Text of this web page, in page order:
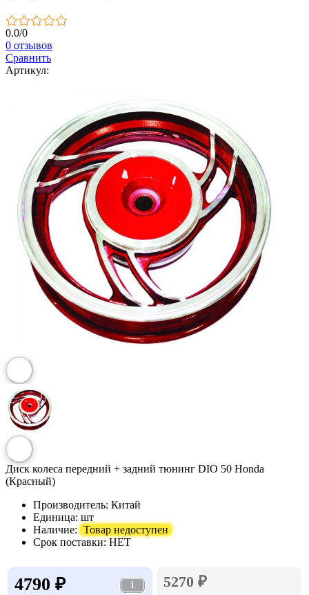
0.0/0
0 отзывов
Сравнить
Артикул:
Диск колеса передний + задний тюнинг DIO 50 Honda
(Красный)
Производитель: Китай
Единица: шт
Наличие: Товар недоступен
Срок поставки: НЕТ
4790 ₽
i
5270 ₽